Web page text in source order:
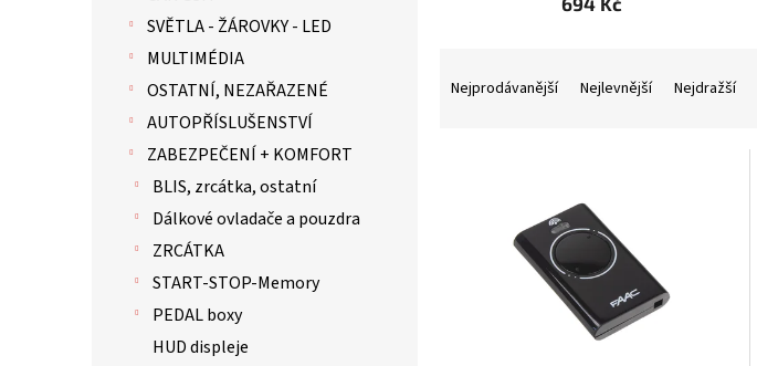
SVĚTLA - ŽÁROVKY - LED
MULTIMÉDIA
OSTATNÍ, NEZAŘAZENÉ
AUTOPŘÍSLUŠENSTVÍ
ZABEZPEČENÍ + KOMFORT
BLIS, zrcátka, ostatní
Dálkové ovladače a pouzdra
ZRCÁTKA
START-STOP-Memory
PEDAL boxy
HUD displeje
Nejprodávanější Nejlevnější Nejdražší